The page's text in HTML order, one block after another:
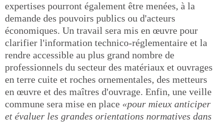
expertises pourront également être menées, à la
demande des pouvoirs publics ou d'acteurs
économiques. Un travail sera mis en œuvre pour
clarifier l'information technico-réglementaire et la
rendre accessible au plus grand nombre de
professionnels du secteur des matériaux et ouvrages
en terre cuite et roches ornementales, des metteurs
en œuvre et des maîtres d'ouvrage. Enfin, une veille
commune sera mise en place «pour mieux anticiper
et évaluer les grandes orientations normatives dans